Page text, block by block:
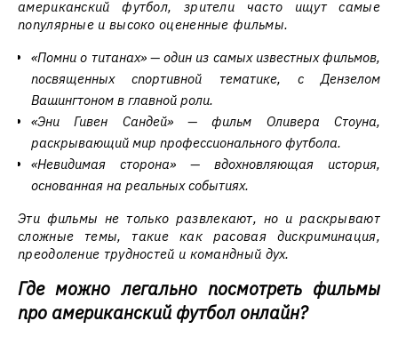
американский футбол, зрители часто ищут самые
популярные и высоко оцененные фильмы.
«Помни о титанах» — один из самых известных фильмов,
посвященных спортивной тематике, с Дензелом
Вашингтоном в главной роли.
«Эни Гивен Сандей» — фильм Оливера Стоуна,
раскрывающий мир профессионального футбола.
«Невидимая сторона» — вдохновляющая история,
основанная на реальных событиях.
Эти фильмы не только развлекают, но и раскрывают
сложные темы, такие как расовая дискриминация,
преодоление трудностей и командный дух.
Где можно легально посмотреть фильмы
про американский футбол онлайн?